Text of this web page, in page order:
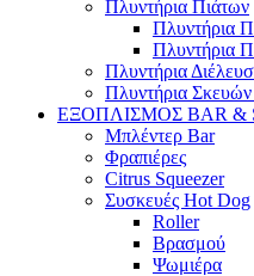
Πλυντήρια Πιάτων
Πλυντήρια
Πλυντήρια
Πλυντήρια
Πλυντήρια
ΕΞΟΠΛΙΣΜΟΣ BAR &
Μπλέντερ Bar
Φραπιέρες
Citrus Squeezer
Συσκευές Hot Dog
Roller
Βρασμού
Ψωμιέρα